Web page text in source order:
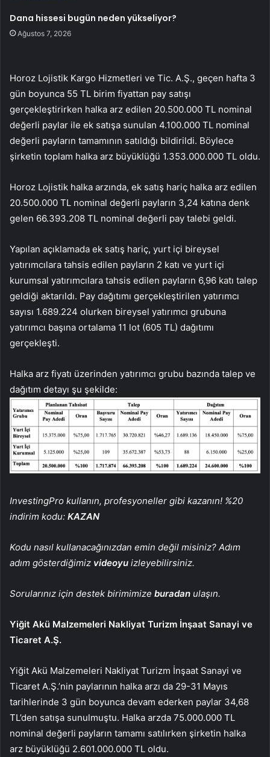
Dana hissesi bugün neden yükseliyor?
Ağustos 7, 2026
Horoz Lojistik Kargo Hizmetleri ve Tic. A.Ş., geçen hafta 3
gün boyunca 55 TL birim fiyattan pay satışı
gerçekleştirirken halka arz edilen 20.500.000 TL nominal
değerli paylar ile ek satışa sunulan 4.100.000 TL nominal
değerli payların tamamının satıldığı bildirildi. Böylece
şirketin toplam halka arz büyüklüğü 1.353.000.000 TL oldu.
Horoz Lojistik halka arzında, ek satış hariç halka arz edilen
20.500.000 TL nominal değerli payların 3,24 katına denk
gelen 66.393.208 TL nominal değerli pay talebi geldi.
Yapılan açıklamada ek satış hariç, yurt içi bireysel
yatırımcılara tahsis edilen payların 2 katı ve yurt içi
kurumsal yatırımcılara tahsis edilen payların 6,96 katı talep
geldiği aktarıldı. Pay dağıtımı gerçekleştirilen yatırımcı
sayısı 1.689.224 olurken bireysel yatırımcı grubuna
yatırımcı başına ortalama 11 lot (605 TL) dağıtımı
gerçekleşti.
Halka arz fiyatı üzerinden yatırımcı grubu bazında talep ve
dağıtım detayı şu şekilde:
InvestingPro kullanın, profesyoneller gibi kazanın! %20
indirim kodu: KAZAN
Kodu nasıl kullanacağınızdan emin değil misiniz? Adım
adım gösterdiğimiz videoyu izleyebilirsiniz.
Sorularınız için destek birimimize buradan ulaşın.
Yiğit Akü Malzemeleri Nakliyat Turizm İnşaat Sanayi ve
Ticaret A.Ş.
Yiğit Akü Malzemeleri Nakliyat Turizm İnşaat Sanayi ve
Ticaret A.Ş.’nin paylarının halka arzı da 29-31 Mayıs
tarihlerinde 3 gün boyunca devam ederken paylar 34,68
TL’den satışa sunulmuştu. Halka arzda 75.000.000 TL
nominal değerli payların tamamı satılırken şirketin halka
arz büyüklüğü 2.601.000.000 TL oldu.